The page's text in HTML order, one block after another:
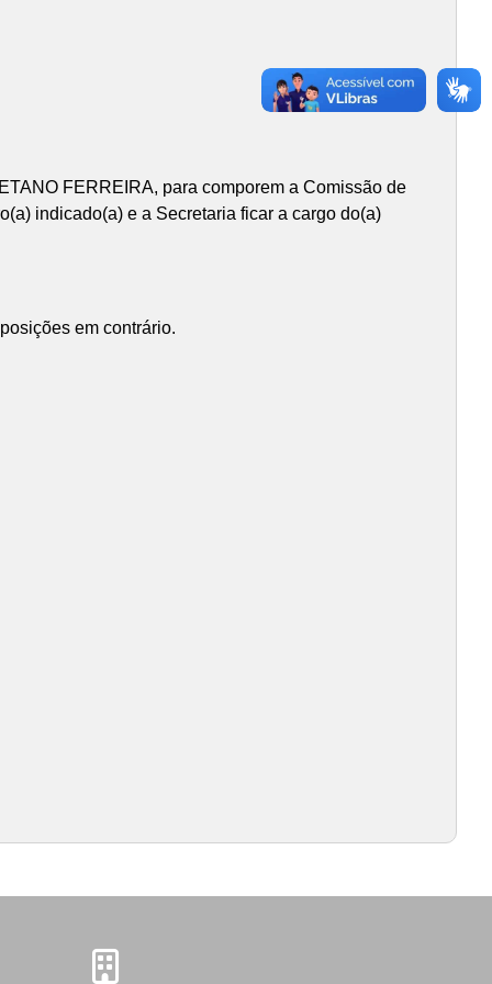
FERREIRA, para comporem a Comissão de
indicado(a) e a Secretaria ficar a cargo do(a)
em contrário.